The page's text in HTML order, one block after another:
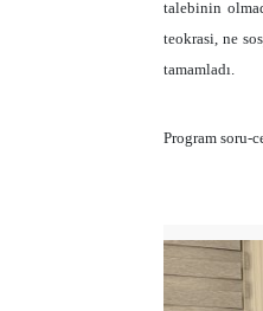
talebinin
teokrasi, ne
tamamladı.
Program soru-